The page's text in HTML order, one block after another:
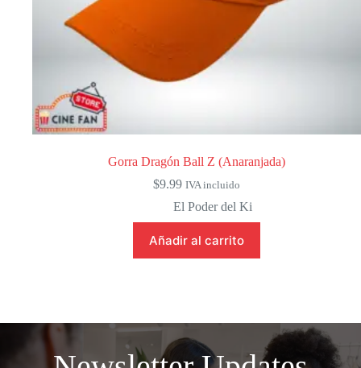
Gorra Dragón Ball Z (Anaranjada)
$9.99 IVA incluido
El Poder del Ki
Añadir al carrito